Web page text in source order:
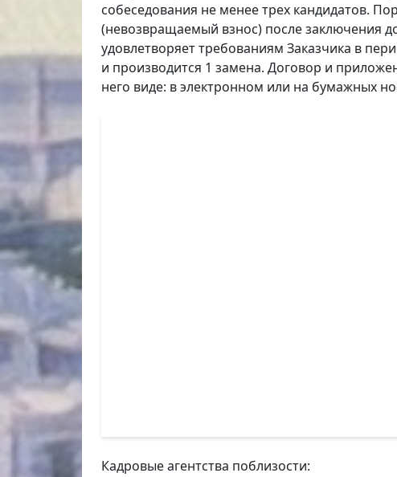
собеседования не менее трех кандидатов.
(невозвращаемый взнос) после заключения
удовлетворяет требованиям Заказчика в
и производится 1 замена. Договор и
него виде: в электронном или на бумажных
Кадровые агентства поблизости: